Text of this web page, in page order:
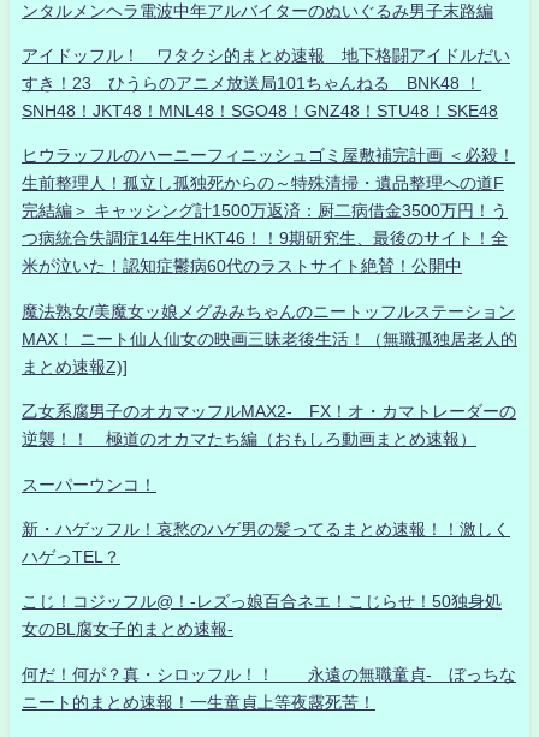
ンタルメンヘラ電波中年アルバイターのぬいぐるみ男子末路編
アイドッフル！ ワタクシ的まとめ速報 地下格闘アイドルだい
すき！23 ひうらのアニメ放送局101ちゃんねる BNK48 ！
SNH48！JKT48！MNL48！SGO48！GNZ48！STU48！SKE48
ヒウラッフルのハーニーフィニッシュゴミ屋敷補完計画 ＜必殺！
生前整理人！孤立し孤独死からの～特殊清掃・遺品整理への道F
完結編＞ キャッシング計1500万返済：厨二病借金3500万円！う
つ病統合失調症14年生HKT46！！9期研究生、最後のサイト！全
米が泣いた！認知症鬱病60代のラストサイト絶賛！公開中
魔法熟女/美魔女ッ娘メグみみちゃんのニートッフルステーション
MAX！ ニート仙人仙女の映画三昧老後生活！（無職孤独居老人的
まとめ速報Z)]
乙女系腐男子のオカマッフルMAX2- FX！オ・カマトレーダーの
逆襲！！ 極道のオカマたち編（おもしろ動画まとめ速報）
スーパーウンコ！
新・ハゲッフル！哀愁のハゲ男の髪ってるまとめ速報！！激しく
ハゲっTEL？
こじ！コジッフル@！-レズっ娘百合ネエ！こじらせ！50独身処
女のBL腐女子的まとめ速報-
何だ！何が？真・シロッフル！！ 永遠の無職童貞- ぼっちな
ニート的まとめ速報！一生童貞上等夜露死苦！